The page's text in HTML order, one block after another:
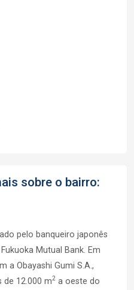
sobre o bairro:
pelo banqueiro japonês
Mutual Bank. Em
a Obayashi Gumi S.A.,
de 12.000 m2 a oeste do